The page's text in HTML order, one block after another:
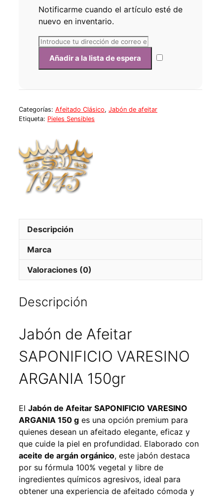
Notificarme cuando el artículo esté de
nuevo en inventario.
Categorías: Afeitado Clásico, Jabón de afeitar
Etiqueta: Pieles Sensibles
Descripción
Marca
Valoraciones (0)
Descripción
Jabón de Afeitar
SAPONIFICIO VARESINO
ARGANIA 150gr
El Jabón de Afeitar SAPONIFICIO VARESINO
ARGANIA 150 g es una opción premium para
quienes desean un afeitado elegante, eficaz y
que cuide la piel en profundidad. Elaborado con
aceite de argán orgánico, este jabón destaca
por su fórmula 100% vegetal y libre de
ingredientes químicos agresivos, ideal para
obtener una experiencia de afeitado cómoda y